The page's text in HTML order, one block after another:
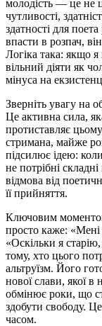
молодість — це не
чутливості,
здатності для
впасти в розпач,
Логіка така: якщо
вільний діяти як
мінуса на
Зверніть увагу на
Це активна сила,
протиставляє
стримана, майже
підсилює ідею:
не потрібні
відмова від
її прийняття.
Ключовим
просто каже:
«Оскільки я
тому, хто цього
альтруїзм. Його
нової слави, якої в
обмінює роки, що
здобути свободу.
часом.